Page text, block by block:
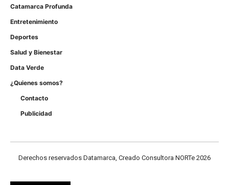
Catamarca Profunda
Entretenimiento
Deportes
Salud y Bienestar
Data Verde
¿Quienes somos?
Contacto
Publicidad
Derechos reservados Datamarca, Creado Consultora NORTe 2026